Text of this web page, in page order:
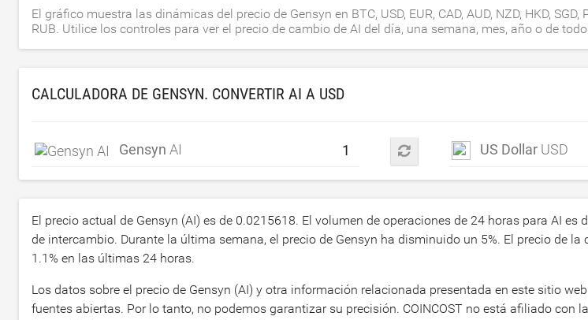
El gráfico muestra las dinámicas del precio de Gensyn en BTC, USD, EUR, CAD, AUD, NZD, HKD, SGD,
RUB. Utilice los controles para ver el precio de cambio de AI del día, una semana, mes, año o de
CALCULADORA DE GENSYN. CONVERTIR AI A USD
Gensyn AI US Dollar USD
El precio actual de Gensyn (AI) es de 0.0215618. El volumen de operaciones de 24 horas para AI es
de intercambio. Durante la última semana, el precio de Gensyn ha disminuido un 5%. El precio de
1.1% en las últimas 24 horas.
Los datos sobre el precio de Gensyn (AI) y otra información relacionada presentada en este sitio
fuentes abiertas. Por lo tanto, no podemos garantizar su precisión. COINCOST no está afiliado con